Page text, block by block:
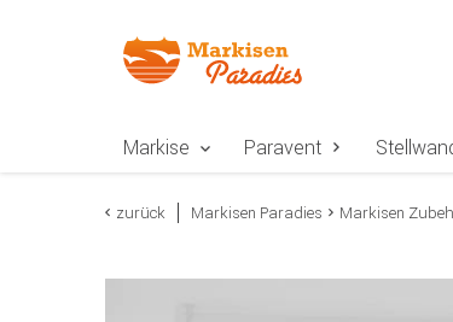
Markise Paravent
zurück Markisen Paradies Markisen